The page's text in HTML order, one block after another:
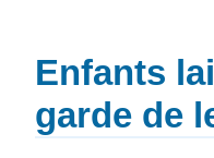
Enfants
garde de